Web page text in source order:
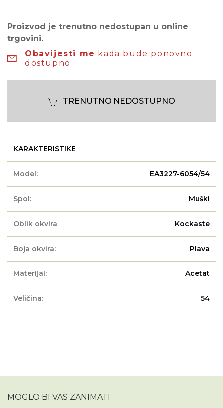
Proizvod je trenutno nedostupan u online
trgovini.
Obavijesti me kada bude ponovno
dostupno
TRENUTNO NEDOSTUPNO
KARAKTERISTIKE
Model: EA3227-6054/54
Spol: Muški
Oblik okvira Kockaste
Boja okvira: Plava
Materijal: Acetat
Veličina: 54
MOGLO BI VAS ZANIMATI